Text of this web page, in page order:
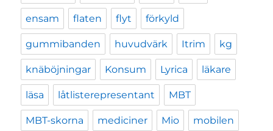
ensam flaten flyt förkyld
gummibanden huvudvärk Itrim kg
knäböjningar Konsum Lyrica läkare
läsa låtlisterepresentant MBT
MBT-skorna mediciner Mio mobilen